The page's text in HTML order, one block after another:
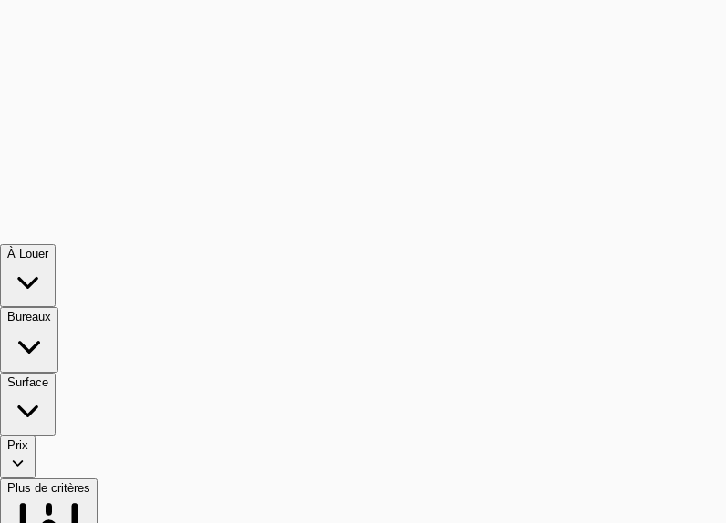
À Louer
Bureaux
Surface
Prix
Plus de critères